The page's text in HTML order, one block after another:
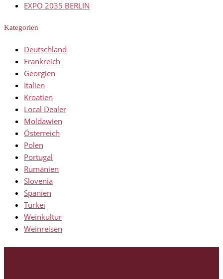
EXPO 2035 BERLIN
Kategorien
Deutschland
Frankreich
Georgien
Italien
Kroatien
Local Dealer
Moldawien
Österreich
Polen
Portugal
Rumänien
Slovenia
Spanien
Türkei
Weinkultur
Weinreisen